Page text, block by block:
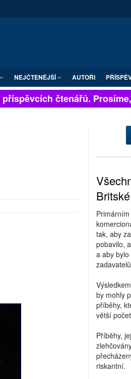
NEJČTENĚJŠÍ AUTOŘI
čtenářů. Prosíme,
tak, aby
pobavilo,
a aby
by mohly
příběhy,
větší
Příběhy,
riskantní.